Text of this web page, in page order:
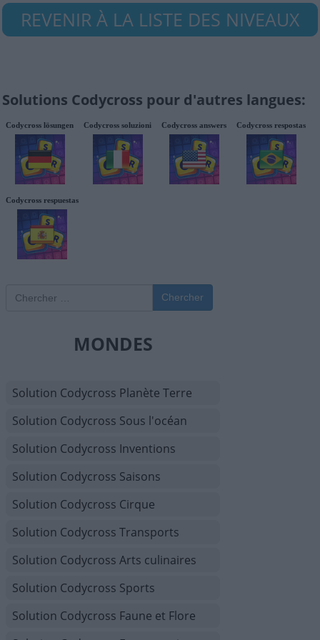
REVENIR À LA LISTE DES NIVEAUX
Solutions Codycross pour d'autres langues:
Codycross lösungen Codycross soluzioni Codycross answers Codycross respostas
Codycross respuestas
Chercher
MONDES
Solution Codycross Planète Terre
Solution Codycross Sous l'océan
Solution Codycross Inventions
Solution Codycross Saisons
Solution Codycross Cirque
Solution Codycross Transports
Solution Codycross Arts culinaires
Solution Codycross Sports
Solution Codycross Faune et Flore